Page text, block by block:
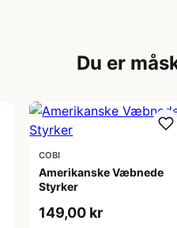
Du er
COBI
Amerikanske Væbnede
Styrker
149,00 kr